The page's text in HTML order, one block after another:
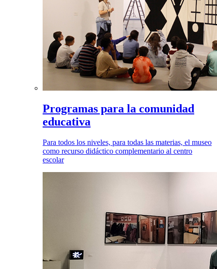
Programas para la comunidad
educativa
Para todos los niveles, para todas las materias, el museo
como recurso didáctico complementario al centro
escolar